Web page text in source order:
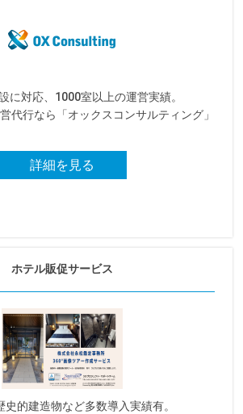
に対応、1000室以上の運営実績。
代行なら「オックスコンサルティング」
詳細を見る
ホテル販促サービス
史的建造物など多数導入実績有。